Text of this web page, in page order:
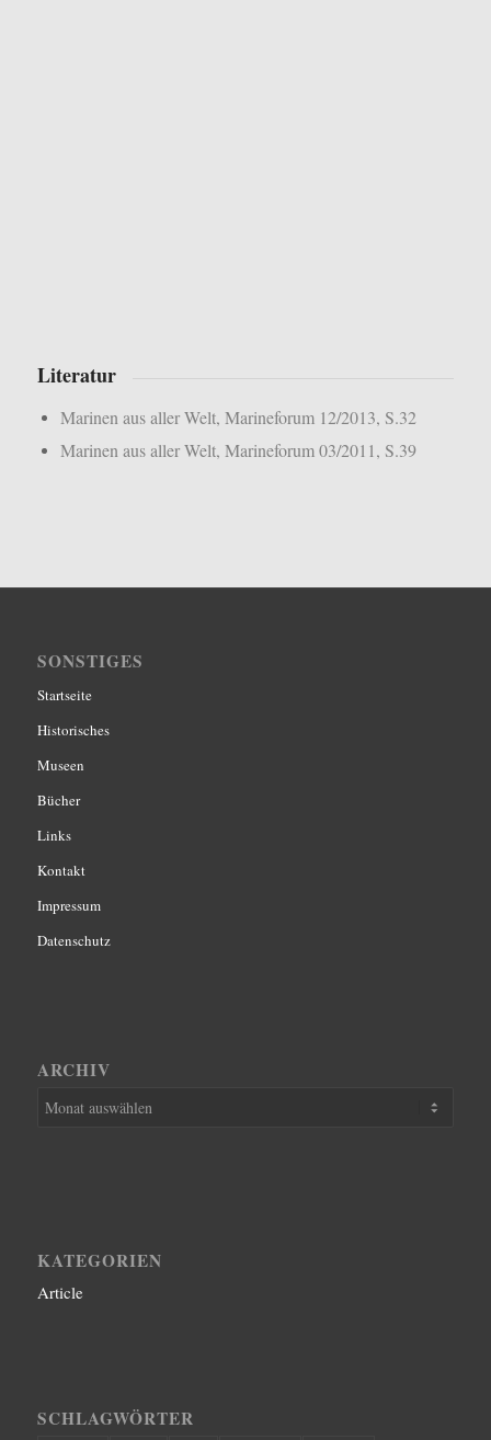
Literatur
Marinen aus aller Welt, Marineforum 12/2013, S.32
Marinen aus aller Welt, Marineforum 03/2011, S.39
SONSTIGES
Startseite
Historisches
Museen
Bücher
Links
Kontakt
Impressum
Datenschutz
ARCHIV
KATEGORIEN
Article
SCHLAGWÖRTER